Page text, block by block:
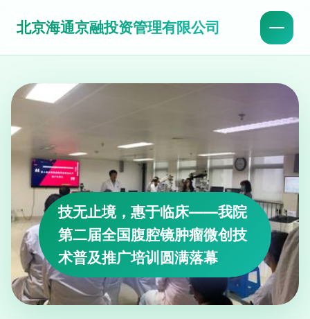
北京海通京融投资管理有限公司
技无止境，惠于临床——我院
第二届全国腹腔镜肿瘤微创技
术普及推广培训圆满落幕